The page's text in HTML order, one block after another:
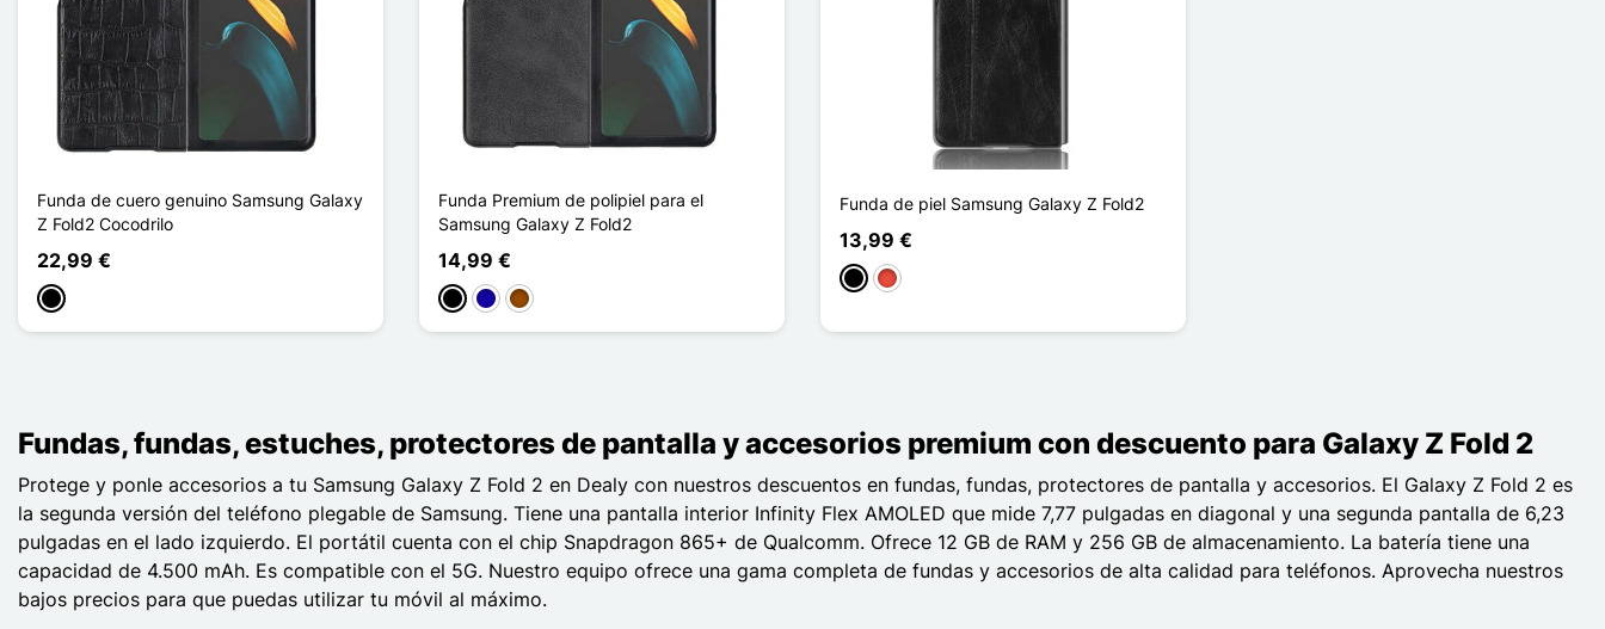
Funda de cuero genuino Samsung Galaxy
Z Fold2 Cocodrilo
22,99 €
Negro
Funda Premium de polipiel para el
Samsung Galaxy Z Fold2
14,99 €
NegroAzul oscuro
Marrón
Funda de piel Samsung Galaxy Z Fold2
13,99 €
NegroRojo
Fundas, fundas, estuches, protectores de pantalla y accesorios premium con descuento para Galaxy Z Fold 2
Protege y ponle accesorios a tu Samsung Galaxy Z Fold 2 en Dealy con nuestros descuentos en fundas, fundas, protectores de pantalla y accesorios. El Galaxy Z Fold 2 es
la segunda versión del teléfono plegable de Samsung. Tiene una pantalla interior Infinity Flex AMOLED que mide 7,77 pulgadas en diagonal y una segunda pantalla de 6,23
pulgadas en el lado izquierdo. El portátil cuenta con el chip Snapdragon 865+ de Qualcomm. Ofrece 12 GB de RAM y 256 GB de almacenamiento. La batería tiene una
capacidad de 4.500 mAh. Es compatible con el 5G. Nuestro equipo ofrece una gama completa de fundas y accesorios de alta calidad para teléfonos. Aprovecha nuestros
bajos precios para que puedas utilizar tu móvil al máximo.